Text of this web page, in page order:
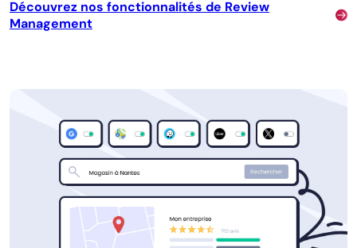
Découvrez nos fonctionnalités de Review
Management